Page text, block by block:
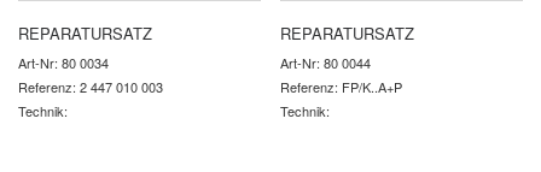
REPARATURSATZ
Art-Nr: 80 0034
Referenz: 2 447 010 003
Technik:
REPARATURSATZ
Art-Nr: 80 0044
Referenz: FP/K..A+P
Technik: